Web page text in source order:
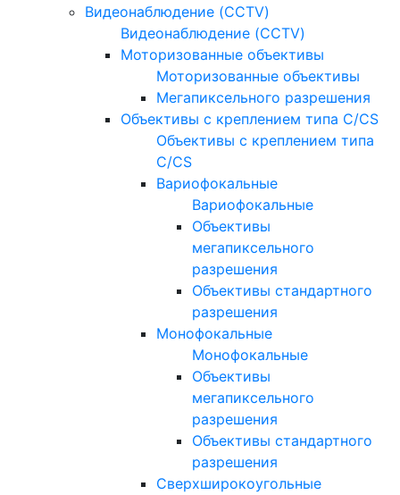
Видеонаблюдение (CCTV)
Видеонаблюдение (CCTV)
Моторизованные объективы
Моторизованные объективы
Мегапиксельного разрешения
Объективы с креплением типа C/CS
Объективы с креплением типа
C/CS
Вариофокальные
Вариофокальные
Объективы
мегапиксельного
разрешения
Объективы стандартного
разрешения
Монофокальные
Монофокальные
Объективы
мегапиксельного
разрешения
Объективы стандартного
разрешения
Сверхширокоугольные